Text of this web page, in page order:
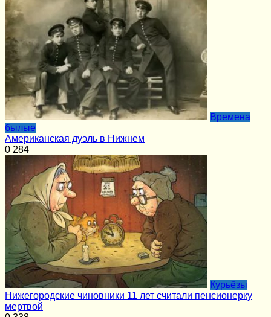
Времена
былые
Американская дуэль в Нижнем
0 284
Курьёзы
Нижегородские чиновники 11 лет считали пенсионерку
мертвой